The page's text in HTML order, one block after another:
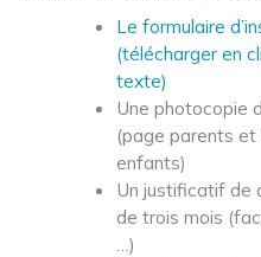
Le formulaire
(télécharger en
texte)
Une photocopie
(page parents et
enfants)
Un justificatif de
de trois mois
…)